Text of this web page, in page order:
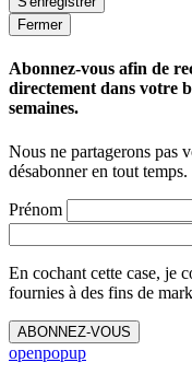
Fermer
Abonnez-vous afin de
directement dans votre
semaines.
Nous ne partagerons pas
désabonner en tout temps.
Prénom
En cochant cette case, je
fournies à des fins de
ABONNEZ-VOUS
openpopup